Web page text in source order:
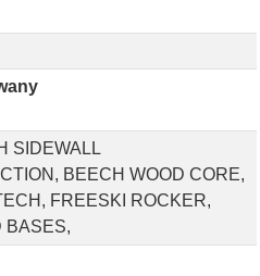
SIDEWALL
BEECH WOOD CORE,
FREESKI ROCKER,
BASES,